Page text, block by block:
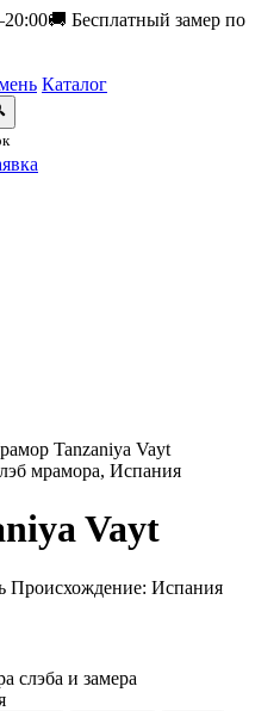
🚚 Бесплатный замер по
Каталог
Tanzaniya Vayt
Vayt
Происхождение: Испания
слэба и замера